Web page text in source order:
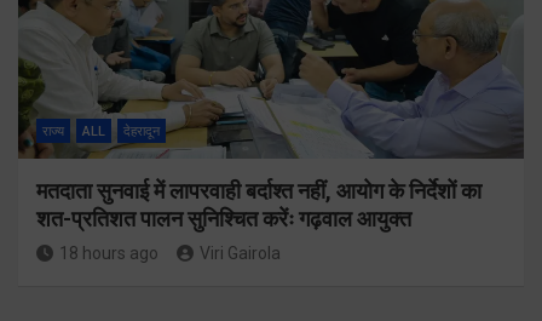
राज्य ALL देहरादून
मतदाता सुनवाई में लापरवाही बर्दाश्त नहीं, आयोग के निर्देशों का
शत-प्रतिशत पालन सुनिश्चित करेंः गढ़वाल आयुक्त
18 hours ago Viri Gairola